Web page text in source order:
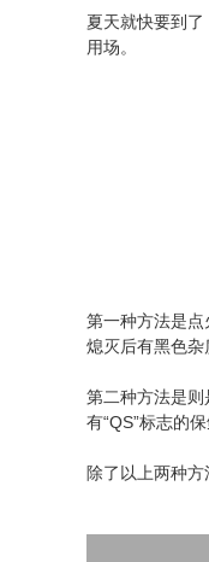
夏天就快要到
用场。
第一种方法是
熄灭后有黑色杂
第二种方法是
有“QS”标志的
除了以上两种